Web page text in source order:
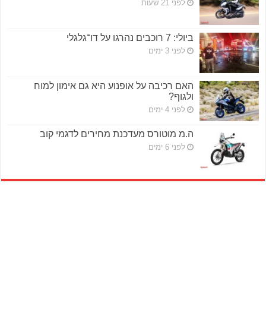
לפני 21 שעות
ביולי: 7 רוכבים נהרגו על דו־גלגלי
לפני 3 ימים
האם רכיבה על אופנוע היא גם אימון למוח
ולגוף?
לפני 4 ימים
ה.מ מוטורס מעדכנת מחירים לדגמי קוב
לפני 6 ימים